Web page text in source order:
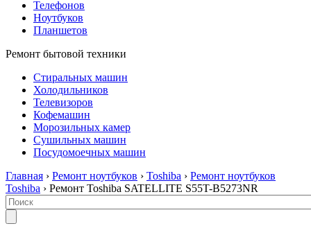
Телефонов
Ноутбуков
Планшетов
Ремонт бытовой техники
Стиральных машин
Холодильников
Телевизоров
Кофемашин
Морозильных камер
Сушильных машин
Посудомоечных машин
Главная › Ремонт ноутбуков › Toshiba › Ремонт ноутбуков
Toshiba › Ремонт Toshiba SATELLITE S55T-B5273NR